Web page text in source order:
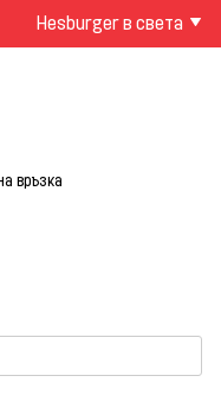
Hesburger в света
връзка